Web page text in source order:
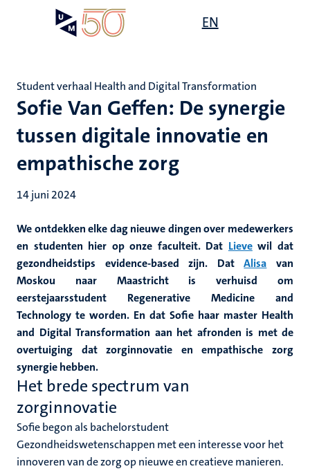
EN
Sofie Van Geffen: De synergie
tussen digitale innovatie en
empathische zorg
Student verhaal Health and Digital Transformation
14 juni 2024
We ontdekken elke dag nieuwe dingen over medewerkers
en studenten hier op onze faculteit. Dat Lievewil dat
gezondheidstips evidence-based zijn. DatAlisa van
Moskou naar Maastricht is verhuisd om
eerstejaarsstudent Regenerative Medicine and
Technology te worden. En dat Sofie haar master Health
and Digital Transformation aan het afronden is met de
overtuiging dat zorginnovatie en empathische zorg
synergie hebben.
Het brede spectrum van
zorginnovatie
Sofie begon als bachelorstudent
Gezondheidswetenschappen met een interesse voor het
innoveren van de zorg op nieuwe en creatieve manieren.